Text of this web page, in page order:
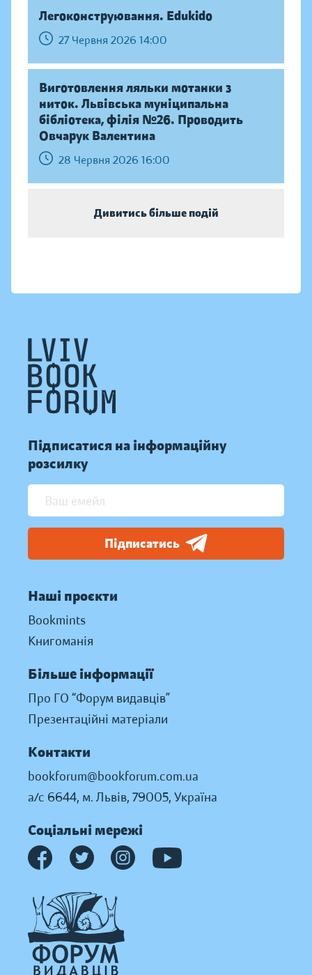
Легоконструювання. Edukido
27 Червня 2026 14:00
Виготовлення ляльки мотанки з
ниток. Львівська муніципальна
бібліотека, філія №26. Проводить
Овчарук Валентина
28 Червня 2026 16:00
Дивитись більше подій
Підписатися на інформаційну
розсилку
Підписатись
Наші проєкти
Bookmints
Книгоманія
Більше інформації
Про ГО “Форум видавців”
Презентаційні матеріали
Контакти
bookforum@bookforum.com.ua
а/с 6644, м. Львів, 79005, Україна
Соціальні мережі